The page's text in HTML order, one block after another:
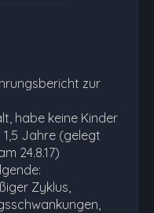
zur
habe keine Kinder
Jahre (gelegt
24.8.17)
Zyklus,